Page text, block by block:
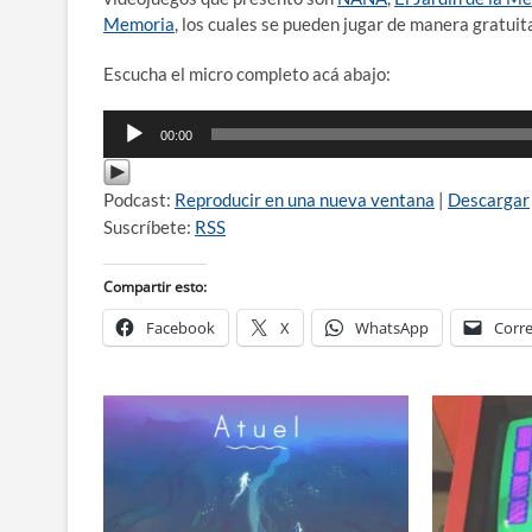
Memoria, los cuales se pueden jugar de manera
Escucha el micro completo acá abajo:
Reproductor
audio
00:00
Podcast: Reproducir en una nueva ventana | Descargar
Suscríbete: RSS
Compartir esto:
Facebook X WhatsApp